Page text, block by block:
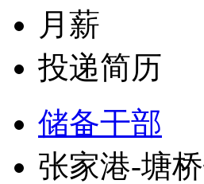
月薪
投递简历
储备干部
张家港-塘